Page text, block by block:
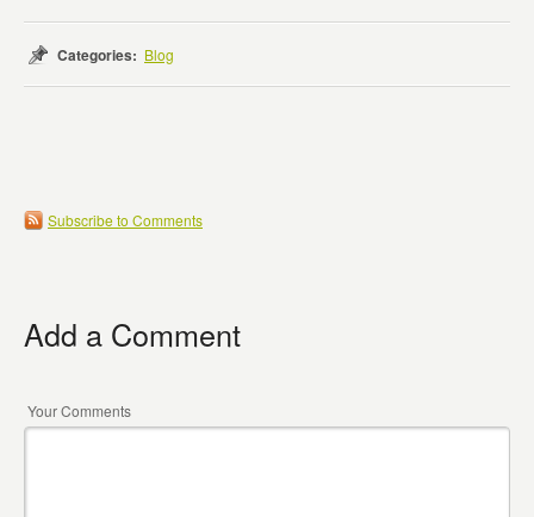
Categories: Blog
Subscribe to Comments
Add a Comment
Your Comments